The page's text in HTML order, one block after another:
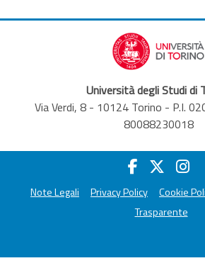
Università degli Studi di
Via Verdi, 8 - 10124 Torino - P.I.
80088230018
Note Legali Privacy Policy Cookie
Trasparente